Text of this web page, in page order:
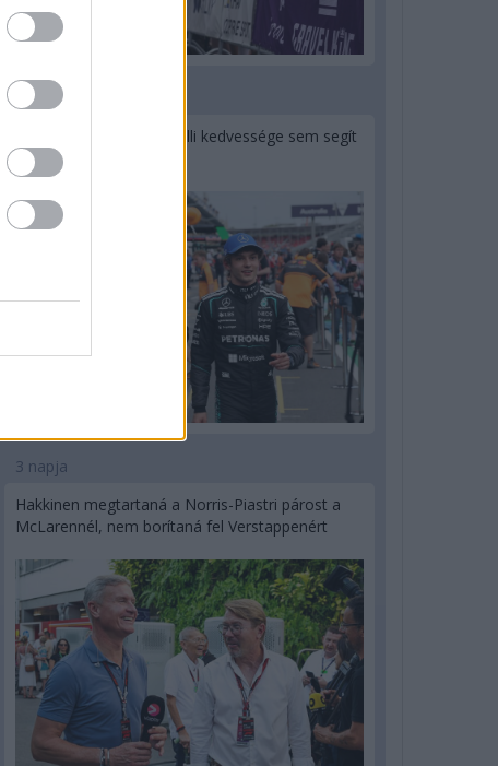
2 napja
Montoya szerint Antonelli kedvessége sem segít
Russellen
3 napja
Hakkinen megtartaná a Norris-Piastri párost a
McLarennél, nem borítaná fel Verstappenért